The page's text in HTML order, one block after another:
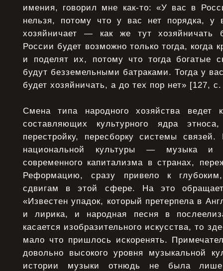
имения, говорил мне как-то: «У вас в
нельзя, потому что у вас нет порядка,
хозяйничает — как же тут хозяйничать
России будет возможно только тогда, когда
и поделят их, потому что тогда богатые
будут безземельными батраками. Тогда у
будет хозяйничать, а до тех пор нет» [127,
Смена типа народного хозяйства ведет
составляющих культурного ядра
перестройку, пересборку системы связей.
национальной культуры — музыка и
современного капитализма в странах,
Реформацию, сразу привело к
сдвигам в этой сфере. На это
«Известен упадок, который претерпела в
и лирика, и народная песня в
касается изобразительного искусства, то
мало что пришлось искоренять.
довольно высокого уровня музыкальной
истории музыки отнюдь не была